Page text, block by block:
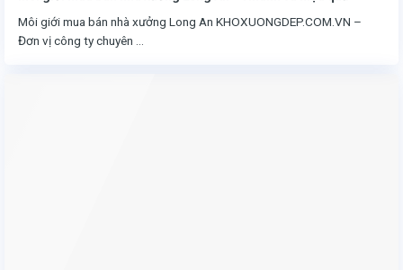
Môi giới mua bán nhà xưởng Long An KHOXUONGDEP.COM.VN –
Đơn vị công ty chuyên ...